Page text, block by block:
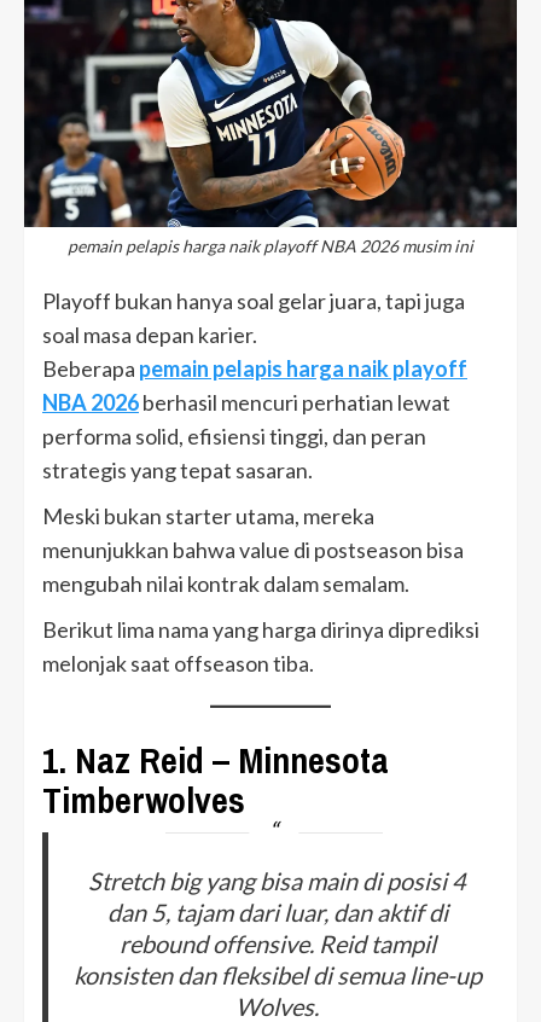
pemain pelapis harga naik playoff NBA 2026 musim ini
Playoff bukan hanya soal gelar juara, tapi juga
soal masa depan karier.
Beberapa pemain pelapis harga naik playoff
NBA 2026berhasil mencuri perhatian lewat
performa solid, efisiensi tinggi, dan peran
strategis yang tepat sasaran.
Meski bukan starter utama, mereka
menunjukkan bahwa value di postseason bisa
mengubah nilai kontrak dalam semalam.
Berikut lima nama yang harga dirinya diprediksi
melonjak saat offseason tiba.
1. Naz Reid – Minnesota
Timberwolves
Stretch big yang bisa main di posisi 4
dan 5, tajam dari luar, dan aktif di
rebound offensive. Reid tampil
konsisten dan fleksibel di semua line-up
Wolves.